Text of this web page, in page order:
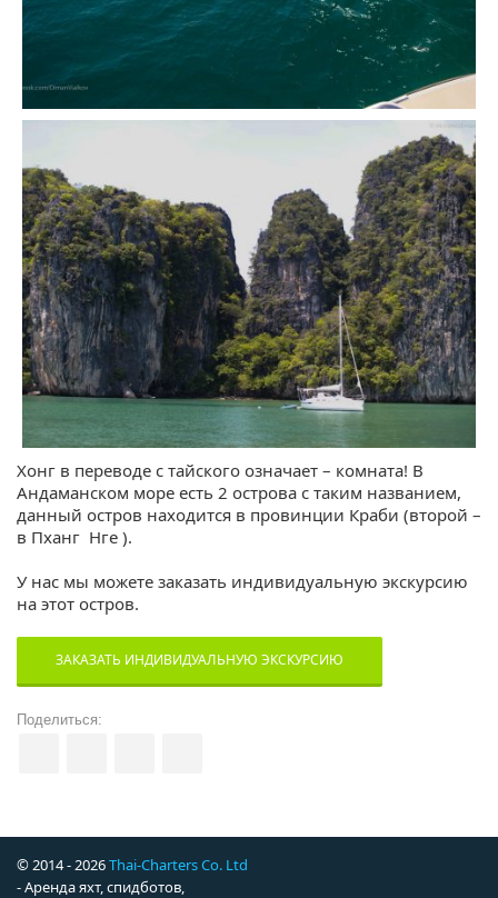
Хонг в переводе с тайского означает – комната! В
Андаманском море есть 2 острова с таким названием,
данный остров находится в провинции Краби (второй –
в Пханг Нге ).
У нас мы можете заказать индивидуальную экскурсию
на этот остров.
ЗАКАЗАТЬ ИНДИВИДУАЛЬНУЮ ЭКСКУРСИЮ
Поделиться:
© 2014 - 2026Thai-Charters Co. Ltd
- Аренда яхт, спидботов,